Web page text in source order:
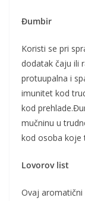
Đumbir
Koristi se pri
dodatak čaju ili
protuupalna i
imunitet kod
kod
mučninu u
kod osoba koje
Lovorov list
Ovaj aromatični